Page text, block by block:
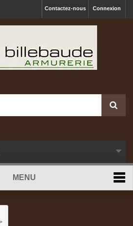
Connexion
Contactez-nous
MENU